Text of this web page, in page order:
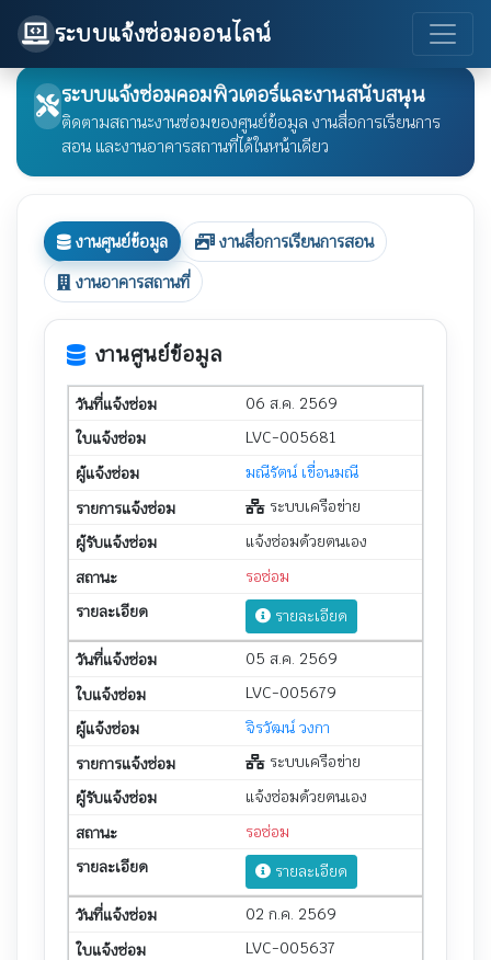
ระบบแจ้งซ่อมออนไลน์
ระบบแจ้งซ่อมคอมพิวเตอร์และงานสนับสนุน
ติดตามสถานะงานซ่อมของศูนย์ข้อมูล งานสื่อการเรียนการ
สอน และงานอาคารสถานที่ได้ในหน้าเดียว
งานศูนย์ข้อมูล
งานสื่อการเรียนการสอน
งานอาคารสถานที่
งานศูนย์ข้อมูล
06 ส.ค. 2569
LVC-005681
มณีรัตน์ เขื่อนมณี
ระบบเครือข่าย
แจ้งซ่อมด้วยตนเอง
รอซ่อม
รายละเอียด
05 ส.ค. 2569
LVC-005679
จิรวัฒน์ วงกา
ระบบเครือข่าย
แจ้งซ่อมด้วยตนเอง
รอซ่อม
รายละเอียด
02 ก.ค. 2569
LVC-005637